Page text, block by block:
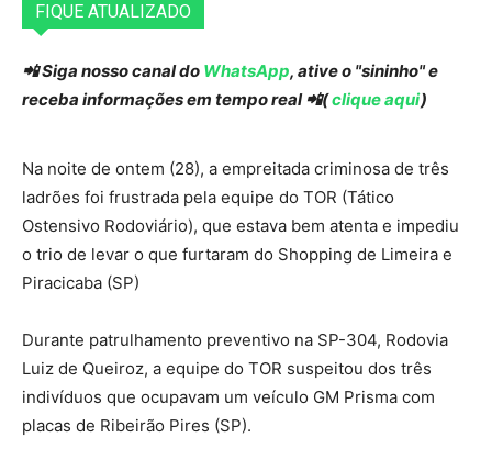
FIQUE ATUALIZADO
📲 Siga nosso canal do WhatsApp, ative o "sininho" e
receba informações em tempo real 📲(clique aqui)
Na noite de ontem (28), a empreitada criminosa de três
ladrões foi frustrada pela equipe do TOR (Tático
Ostensivo Rodoviário), que estava bem atenta e impediu
o trio de levar o que furtaram do Shopping de Limeira e
Piracicaba (SP)
Durante patrulhamento preventivo na SP-304, Rodovia
Luiz de Queiroz, a equipe do TOR suspeitou dos três
indivíduos que ocupavam um veículo GM Prisma com
placas de Ribeirão Pires (SP).